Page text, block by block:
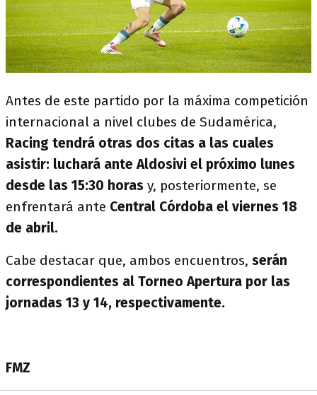
Antes de este partido por la máxima competición
internacional a nivel clubes de Sudamérica,
Racing tendrá otras dos citas a las cuales
asistir: luchará ante Aldosivi el próximo lunes
desde las 15:30 horas y, posteriormente, se
enfrentará ante Central Córdoba el viernes 18
de abril.
Cabe destacar que, ambos encuentros, serán
correspondientes al Torneo Apertura por las
jornadas 13 y 14, respectivamente.
FMZ